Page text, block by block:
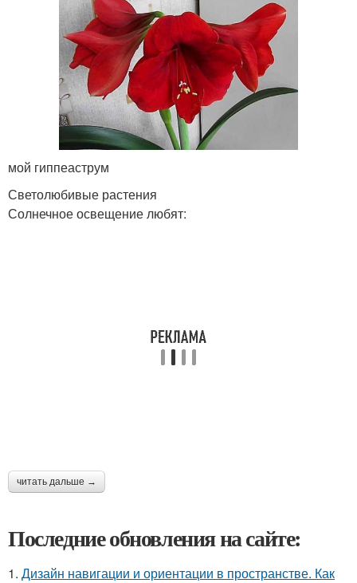
мой гиппеаструм
Светолюбивые растения
Солнечное освещение любят:
читать дальше →
Последние обновления на сайте:
1. Дизайн навигации и ориентации в пространстве. Как